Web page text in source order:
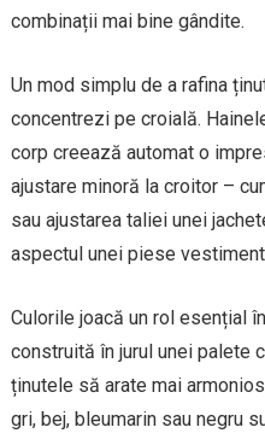
combinații mai bine gândite.
Un mod simplu de a rafina
concentrezi pe croială.
corp creează automat o
ajustare minoră la croitor –
sau ajustarea taliei unei
aspectul unei piese
Culorile joacă un rol esențial
construită în jurul unei palete
ținutele să arate mai
gri, bej, bleumarin sau negru